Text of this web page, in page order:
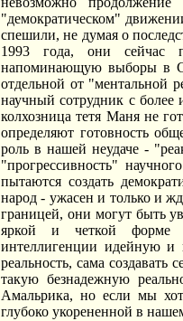
"демократическом"
спешили, не думая о
1993 года, они сейчас
напоминающую выборы в
отдельной от "ментальной
научный сотрудник с более
колхозница тетя Маня не
определяют готовность
роль в нашей неудаче -
"прогрессивность"
пытаются создать
народ - ужасен и только и
границей, они могут быть
яркой и четкой форме
интеллигенции идейную и
реальность, сама
такую безнадежную
Амальрика, но если мы
глубоко укорененной в